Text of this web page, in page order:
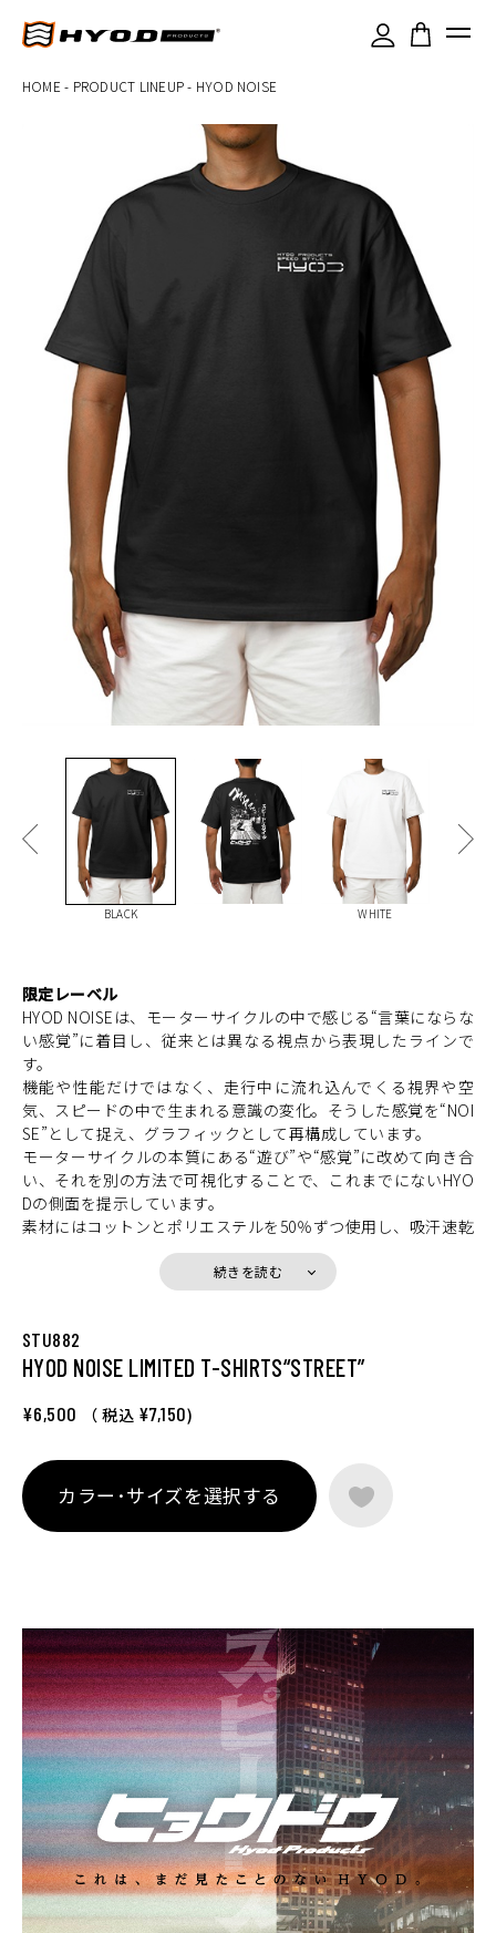
HOME - PRODUCT LINEUP- HYOD NOISE
BLACK WHITE
限定レーベル
HYOD NOISEは、モーターサイクルの中で感じる“言葉にならな
い感覚”に着目し、従来とは異なる視点から表現したラインで
す。
機能や性能だけではなく、走行中に流れ込んでくる視界や空
気、スピードの中で生まれる意識の変化。そうした感覚を“NOI
SE”として捉え、グラフィックとして再構成しています。
モーターサイクルの本質にある“遊び”や“感覚”に改めて向き合
い、それを別の方法で可視化することで、これまでにないHYO
Dの側面を提示しています。
素材にはコットンとポリエステルを50％ずつ使用し、吸汗速乾
性とTシャツ本来の質感を両立。シワになりにくく、日常でも
扱いやすいのが特徴です。シルエットはHYOD COOL Tよりも
ややゆとりを持たせ、ライディング時の動きやすさとリラック
本ラインは少量生産の限定レーベルとして展開。
モーターサイクルのある世界を、もう一つの側面から体感でき
続きを読む
STU882
HYOD NOISE LIMITED T-SHIRTS“STREET”
¥6,500 （ 税込 ¥7,150)
カラー･サイズを選択する
×